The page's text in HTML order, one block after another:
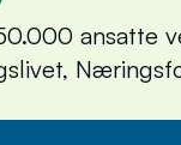
ansatte